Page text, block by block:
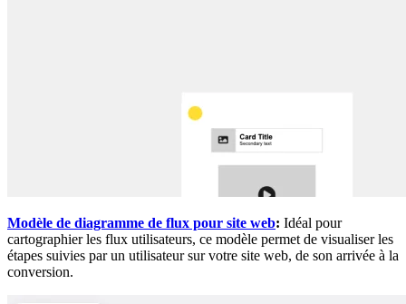
Modèle de diagramme de flux pour site web: Idéal pour
cartographier les flux utilisateurs, ce modèle permet de visualiser les
étapes suivies par un utilisateur sur votre site web, de son arrivée à la
conversion.